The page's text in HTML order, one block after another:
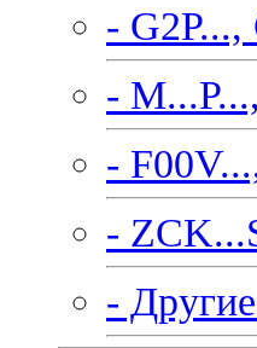
- G2P...,
-
-
-
-